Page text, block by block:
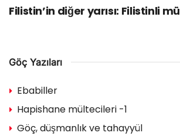
Filistin’in diğer yarısı: Filistinli
Göç Yazıları
Ebabiller
Hapishane mültecileri -1
Göç, düşmanlık ve tahayyül